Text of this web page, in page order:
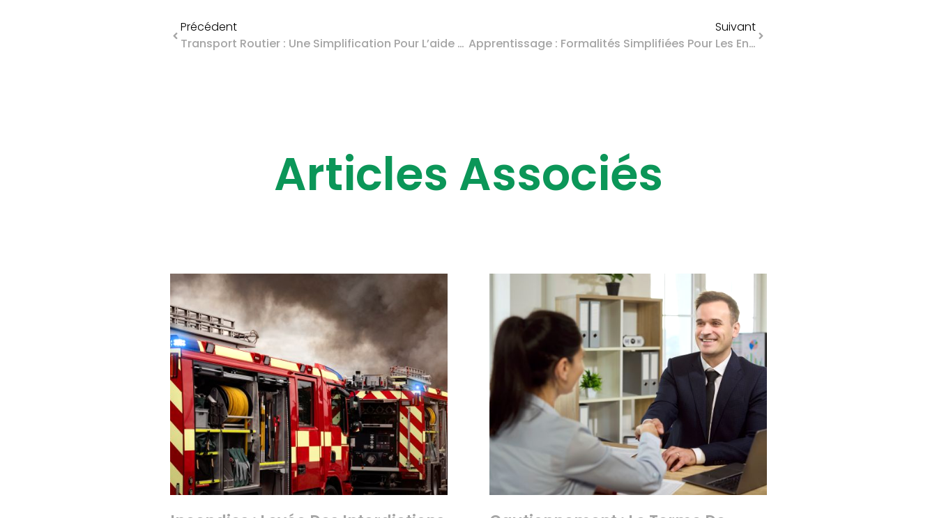
Précédent
Transport Routier : Une Simplification Pour L’aide À L’achat De Carburants
Suivant
Apprentissage : Formalités Simplifiées Pour Les Entreprises
Articles Associés